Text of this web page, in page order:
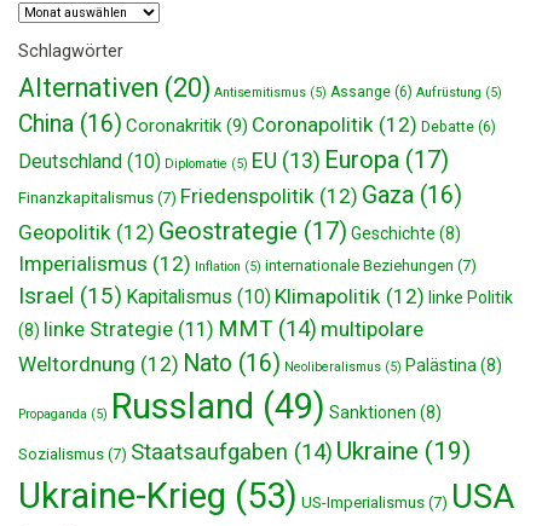
Archiv
Schlagwörter
Alternativen (20) Antisemitismus (5) Assange (6) Aufrüstung (5)
China (16) Coronakritik (9) Coronapolitik (12) Debatte (6)
Deutschland (10) Diplomatie (5) EU (13) Europa (17)
Finanzkapitalismus (7) Friedenspolitik (12) Gaza (16)
Geopolitik (12) Geostrategie (17) Geschichte (8)
Imperialismus (12) Inflation (5) internationale Beziehungen (7)
Israel (15) Kapitalismus (10) Klimapolitik (12) linke Politik
(8) linke Strategie (11) MMT (14) multipolare
Weltordnung (12) Nato (16) Neoliberalismus (5) Palästina(8)
Propaganda (5) Russland (49) Sanktionen (8)
Sozialismus (7) Staatsaufgaben (14) Ukraine (19)
Ukraine-Krieg (53) US-Imperialismus (7) USA